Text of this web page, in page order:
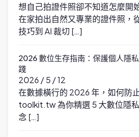
想自己拍證件照卻不知道怎麼開
在家拍出自然又專業的證件照，
技巧到 AI 裁切 […]
2026 數位生存指南：保護個人隱
踐
2026 / 5 / 12
在數據橫行的 2026 年，如何防
toolkit.tw 為你精選 5 大數位隱
念 […]